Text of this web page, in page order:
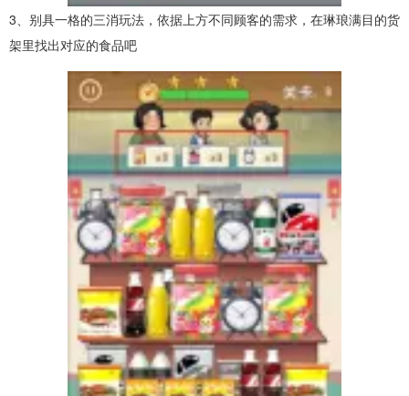
3、别具一格的三消玩法，依据上方不同顾客的需求，在琳琅满目的货
架里找出对应的食品吧